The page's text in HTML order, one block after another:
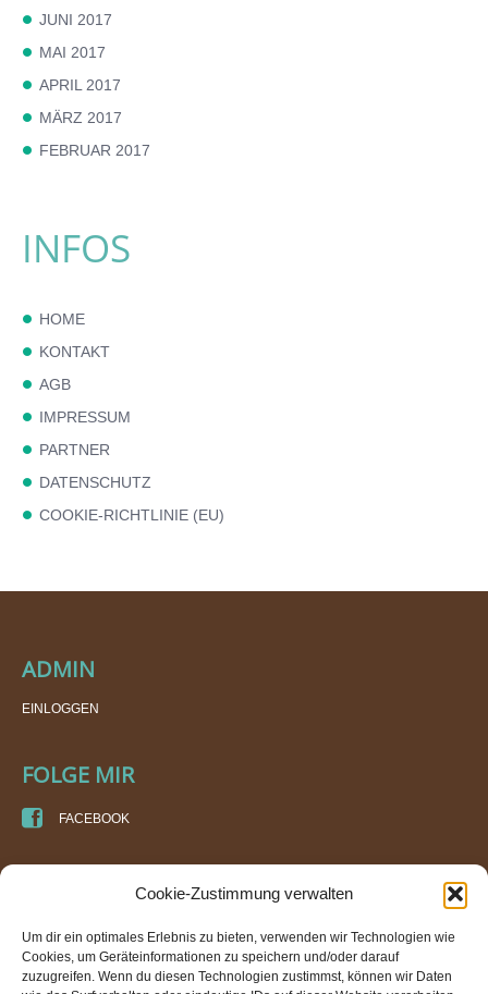
Cookie-Zustimmung verwalten
Um dir ein optimales Erlebnis zu bieten, verwenden wir Technologien wie
Cookies, um Geräteinformationen zu speichern und/oder darauf
zuzugreifen. Wenn du diesen Technologien zustimmst, können wir Daten
JUNI 2017
MAI 2017
APRIL 2017
MÄRZ 2017
FEBRUAR 2017
INFOS
HOME
KONTAKT
AGB
IMPRESSUM
PARTNER
DATENSCHUTZ
COOKIE-RICHTLINIE (EU)
ADMIN
EINLOGGEN
FOLGE MIR
FACEBOOK
PRAXIS FÜR ENERGIE- UND BEWEGUNGSARBEIT
IM GEBÄUDE DER TURNHALLE AN DER TRAUN (WTV)
VOLKSGARTENSTRASSE 17